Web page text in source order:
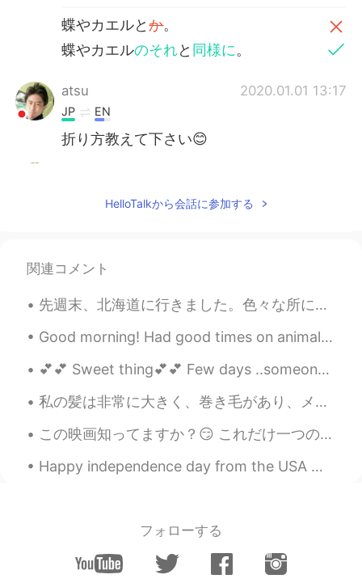
蝶やカエルとか。
蝶やカエルのそれと 同様に。
atsu 2020.01.01 13:17
JP EN
折り方教えて下さい😊
HelloTalkから会話に参加する
関連コメント
先週末、北海道に行きました。色々な所に行けて良かったです。ビールが大好きだから、いっぱいサッポロビールを飲みました。サッポロビール博物館でしか買えないビールがあって本当に美味しかったです。天気は...
Good morning! Had good times on animal crossing decorating my home☺️🏡 My breakfast > Greek yogur...
💕💕 Sweet thing💕💕 Few days ..someone here just send to me ( today's song) everyday and we don't ev...
私の髪は非常に大きく、巻き毛があり、メンテナンスが困難です。時々私はハゲだったらいいのに！👴😂 頭を剃る準備としてたくさんのかつらを購入しました 💇 しかし、私はもう若い人ではありません。そんな...
この映画知ってますか？😏 これだけ一つのスタジオジブリの映画を見た。 面白いくて深い意味ありげな映画と思った。 人間の世界と自然界が喧嘩している話はこの頃多い言ってます。でもこの映画によるそんな...
Happy independence day from the USA 😁😁😁🇺🇸. I wish it were happier times right now, but were makin...
フォローする